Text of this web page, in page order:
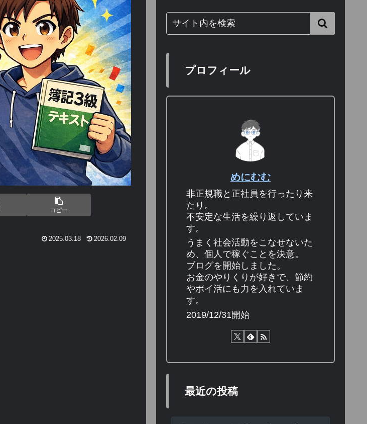
コピー
2025.03.18 2026.02.09
プロフィール
めにむむ
非正規職と正社員を行ったり来
たり。
不安定な生活を繰り返していま
す。
うまく社会活動をこなせないた
め、個人で稼ぐことを決意。
ブログを開始しました。
お金のやりくりが好きで、節約
やポイ活にも力を入れていま
す。
2019/12/31開始
最近の投稿